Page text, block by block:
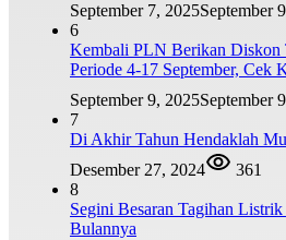
September 7, 2025September
6
Kembali PLN Berikan Diskon
Periode 4-17 September, Cek
September 9, 2025September
7
Di Akhir Tahun Hendaklah
Desember 27, 2024
361
8
Segini Besaran Tagihan
Bulannya